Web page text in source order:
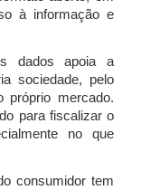
à informação e
dados apoia a
sociedade, pelo
próprio mercado.
para fiscalizar o
no que
consumidor tem